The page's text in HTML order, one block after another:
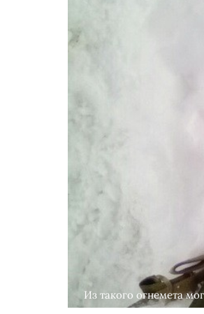
Из такого огнемета